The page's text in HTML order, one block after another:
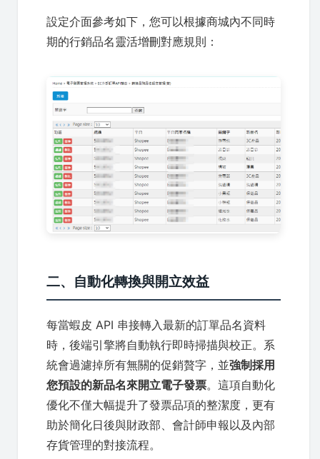
設定介面參考如下，您可以根據商城內不同時
期的行銷品名靈活增刪對應規則：
二、自動化轉換與開立效益
每當蝦皮 API 串接轉入最新的訂單品名資料
時，後端引擎將自動執行即時掃描與校正。系
統會過濾掉所有無關的促銷贅字，並強制採用
您預設的新品名來開立電子發票。這項自動化
優化不僅大幅提升了發票品項的整潔度，更有
助於簡化日後與財政部、會計師申報以及內部
存貨管理的對接流程。